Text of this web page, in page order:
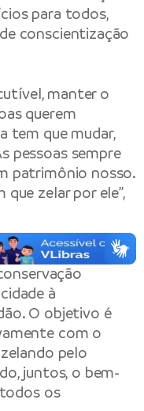
para todos,
conscientização
manter o
querem
tem que mudar,
pessoas sempre
patrimônio nosso.
zelar por ele”,
de Manaus
à
O objetivo é
com o
pelo
juntos, o bem-
os